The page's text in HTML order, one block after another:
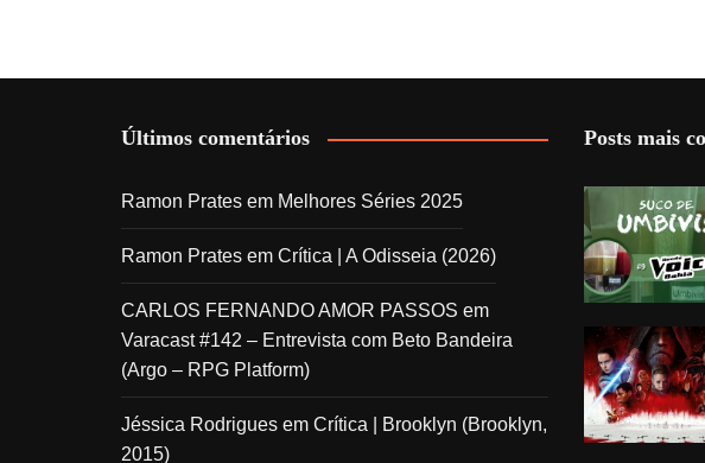
Últimos comentários
Ramon Prates em Melhores Séries 2025
Ramon Prates em Crítica | A Odisseia (2026)
CARLOS FERNANDO AMOR PASSOS em
Varacast #142 – Entrevista com Beto Bandeira
(Argo – RPG Platform)
Jéssica Rodrigues em Crítica | Brooklyn (Brooklyn,
2015)
Posts mais